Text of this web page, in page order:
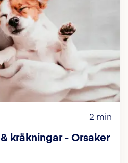
2 min
kräkningar - Orsaker